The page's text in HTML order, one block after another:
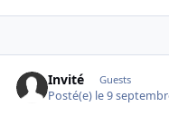
Invité Guests
Posté(e) le 9